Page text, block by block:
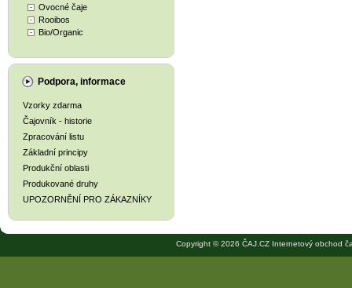
Ovocné čaje
Rooibos
Bio/Organic
Podpora, informace
Vzorky zdarma
Čajovník - historie
Zpracování listu
Základní principy
Produkční oblasti
Produkované druhy
UPOZORNĚNÍ PRO ZÁKAZNÍKY
Copyright © 2026 ČAJ.CZ Internetový obchod